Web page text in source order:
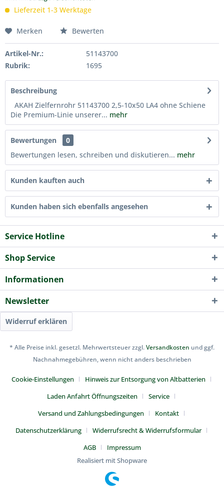
Lieferzeit 1-3 Werktage
Merken Bewerten
Artikel-Nr.:
51143700
Rubrik:
1695
Beschreibung
AKAH Zielfernrohr 51143700 2,5-10x50 LA4 ohne Schiene
Die Premium-Linie unserer... mehr
Bewertungen
0
Bewertungen lesen, schreiben und diskutieren... mehr
Kunden kauften auch
Kunden haben sich ebenfalls angesehen
Service Hotline
Shop Service
Informationen
Newsletter
Widerruf erklären
* Alle Preise inkl. gesetzl. Mehrwertsteuer zzgl.Versandkosten und ggf.
Nachnahmegebühren, wenn nicht anders beschrieben
Cookie-Einstellungen
Hinweis zur Entsorgung von Altbatterien
Laden Anfahrt Öffnungszeiten
Service
Versand und Zahlungsbedingungen
Kontakt
Datenschutzerklärung
Widerrufsrecht & Widerrufsformular
AGB
Impressum
Realisiert mit Shopware